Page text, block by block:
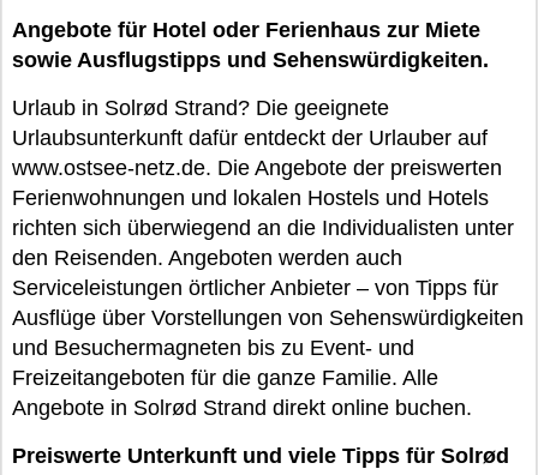
Angebote für Hotel oder Ferienhaus zur Miete
sowie Ausflugstipps und Sehenswürdigkeiten.
Urlaub in Solrød Strand? Die geeignete
Urlaubsunterkunft dafür entdeckt der Urlauber auf
www.ostsee-netz.de. Die Angebote der preiswerten
Ferienwohnungen und lokalen Hostels und Hotels
richten sich überwiegend an die Individualisten unter
den Reisenden. Angeboten werden auch
Serviceleistungen örtlicher Anbieter – von Tipps für
Ausflüge über Vorstellungen von Sehenswürdigkeiten
und Besuchermagneten bis zu Event- und
Freizeitangeboten für die ganze Familie. Alle
Angebote in Solrød Strand direkt online buchen.
Preiswerte Unterkunft und viele Tipps für Solrød